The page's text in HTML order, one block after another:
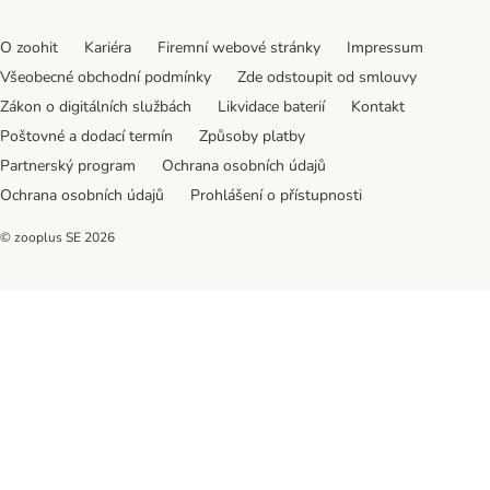
O zoohit Kariéra Firemní webové stránky
Impressum
Všeobecné obchodní podmínky
Zde odstoupit od smlouvy
Zákon o digitálních službách
Likvidace baterií
Kontakt
Poštovné a dodací termín
Způsoby platby
Partnerský program
Ochrana osobních údajů
Ochrana osobních údajů
Prohlášení o přístupnosti
© zooplus SE 2026